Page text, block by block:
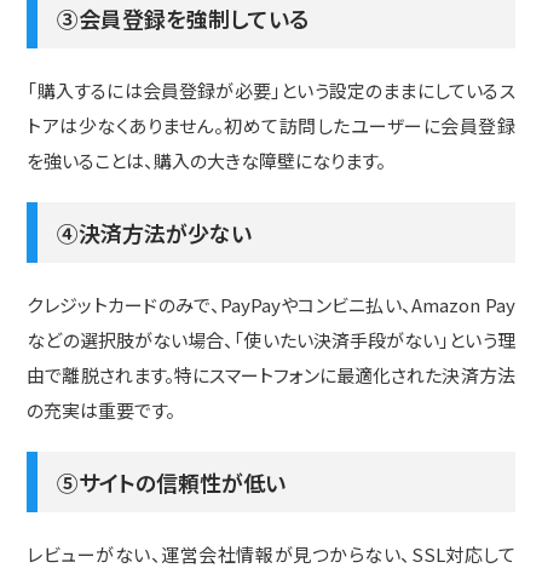
③会員登録を強制している
「購入するには会員登録が必要」という設定のままにしているス
トアは少なくありません。初めて訪問したユーザーに会員登録
を強いることは、購入の大きな障壁になります。
④決済方法が少ない
クレジットカードのみで、PayPayやコンビニ払い、Amazon Pay
などの選択肢がない場合、「使いたい決済手段がない」という理
由で離脱されます。特にスマートフォンに最適化された決済方法
の充実は重要です。
⑤サイトの信頼性が低い
レビューがない、運営会社情報が見つからない、SSL対応して